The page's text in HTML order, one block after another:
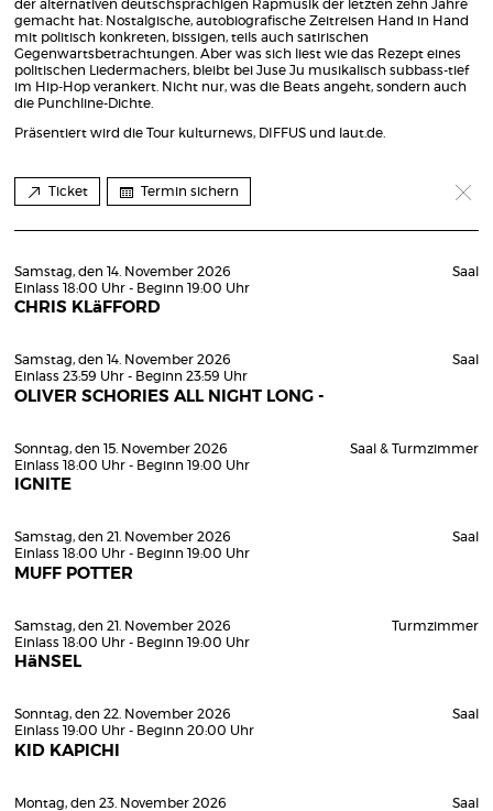
der alternativen deutschsprachigen Rapmusik der letzten zehn Jahre
gemacht hat: Nostalgische, autobiografische Zeitreisen Hand in Hand
mit politisch konkreten, bissigen, teils auch satirischen
Gegenwartsbetrachtungen. Aber was sich liest wie das Rezept eines
politischen Liedermachers, bleibt bei Juse Ju musikalisch subbass-tief
im Hip-Hop verankert. Nicht nur, was die Beats angeht, sondern auch
die Punchline-Dichte.
Präsentiert wird die Tour kulturnews, DIFFUS und laut.de.
Ticket Termin sichern
Samstag, den 14. November 2026
Einlass 18:00 Uhr - Beginn 19:00 Uhr
CHRIS KLäFFORD
Saal
Samstag, den 14. November 2026
Einlass 23:59 Uhr - Beginn 23:59 Uhr
OLIVER SCHORIES ALL NIGHT LONG -
Saal
Sonntag, den 15. November 2026
Einlass 18:00 Uhr - Beginn 19:00 Uhr
IGNITE
Saal & Turmzimmer
Samstag, den 21. November 2026
Einlass 18:00 Uhr - Beginn 19:00 Uhr
MUFF POTTER
Saal
Samstag, den 21. November 2026
Einlass 18:00 Uhr - Beginn 19:00 Uhr
HäNSEL
Turmzimmer
Sonntag, den 22. November 2026
Einlass 19:00 Uhr - Beginn 20:00 Uhr
KID KAPICHI
Saal
Montag, den 23. November 2026
Saal